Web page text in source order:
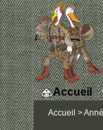
Accueil
Accueil >